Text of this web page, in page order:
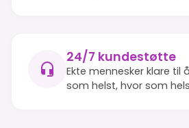
24/7 kundestøtte
Ekte mennesker klare til
som helst, hvor som